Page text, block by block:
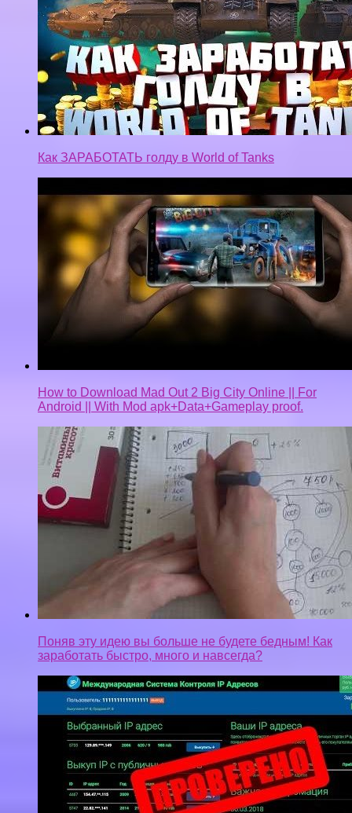
Как ЗАРАБОТАТЬ голду в World of Tanks
How to Download Mad Out 2 Big City Online || For
Android || With Mod apk+Data+Gameplay proof.
Поняв эту идею вы больше не будете бедным! Как
заработать быстро, много и навсегда?